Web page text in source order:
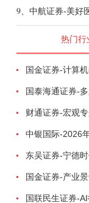
9、
热门行
国金证券-计算
国金证券-产业